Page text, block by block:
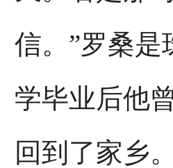
信。”罗桑
学毕业后他
回到了家乡